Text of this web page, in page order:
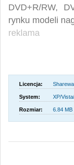
DVD+R/RW,
rynku modeli
reklama
Licencja:
System: XP/
Rozmiar: 6.84 MB